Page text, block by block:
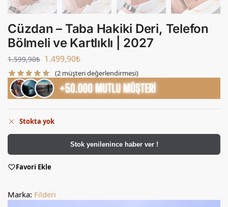
Cüzdan – Taba Hakiki Deri, Telefon
Bölmeli ve Kartlıklı | 2027
1.599,90₺ 1.499,90₺
(2 müşteri değerlendirmesi)
Stokta yok
Stok yenilenince haber ver !
Favori Ekle
Marka: Filderi